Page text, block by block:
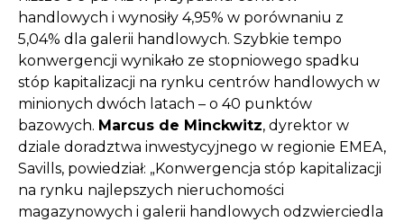
handlowych i wynosiły 4,95% w porównaniu z
5,04% dla galerii handlowych. Szybkie tempo
konwergencji wynikało ze stopniowego spadku
stóp kapitalizacji na rynku centrów handlowych w
minionych dwóch latach – o 40 punktów
bazowych. Marcus de Minckwitz, dyrektor w
dziale doradztwa inwestycyjnego w regionie EMEA,
Savills, powiedział: „Konwergencja stóp kapitalizacji
na rynku najlepszych nieruchomości
magazynowych i galerii handlowych odzwierciedla